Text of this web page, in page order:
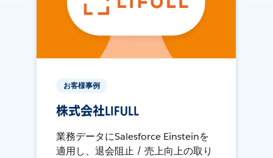
お客様事例
株式会社LIFULL
業務データにSalesforce Einsteinを
適用し、退会阻止 / 売上向上の取り